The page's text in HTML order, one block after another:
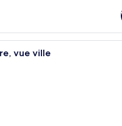
Une chambre
vue ville